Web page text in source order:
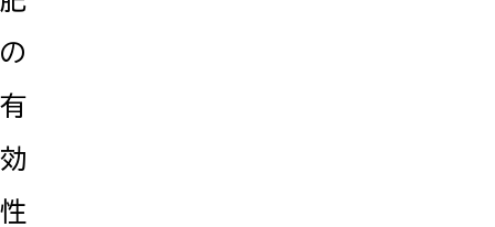
の
有
効
性